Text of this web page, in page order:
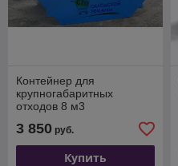
Контейнер для
крупногабаритных
отходов 8 м3
3 850 руб.
Купить